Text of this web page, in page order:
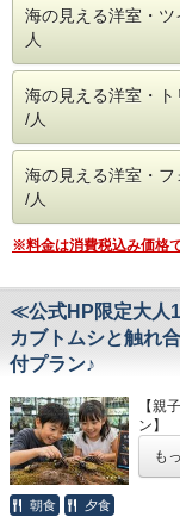
・河
・下
－
・駐
ご到
ます。
外食
・飲
※大人
ださ
【例
なし
フォ
人気
※金
朝食
洋食
・伊
（以
・伊
・あ
好評！
※入荷
い。
◆温泉
る場
◆館
鏡張
１時
海の見える洋室・
人
海の見える洋室・
/人
海の見える洋室・
/人
※料金は消費税込み価格で
≪公式HP限定大人
カブトムシと触れ
付プラン♪
【親
ン】
当館
ガタ
も
朝食 夕食